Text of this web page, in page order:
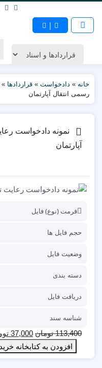
|
خانه » دادخواست » قراردادها »
رسمی انتقال آپارتمان
نمونه دادخواست
آپارتمان
فرمت (نوع) فایل
حجم فایل ها
وضعیت فایل
دسته بندی
دریافت فایل
شناسه سند
113,400 تومان 37,000
افزودن به کتابخانه